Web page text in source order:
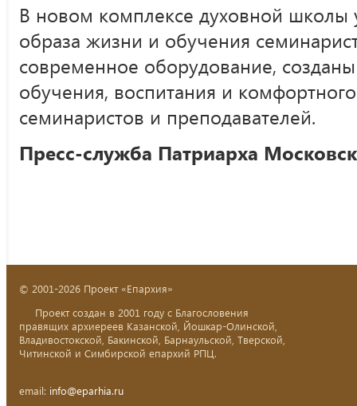
В новом комплексе духовной школы
образа жизни и обучения
современное оборудование,
обучения, воспитания и
семинаристов и преподавателей.
Пресс-служба Патриарха
© 2001-2026 Проект «Епархия»
Проект создан в 2001 году с Благословения
правящих архиереев Казанской, Йошкар-Олинской,
Владивостокской, Бакинской, Барнаульской, Тверской,
Читинской и Симбирской епархий РПЦ.
email: info@eparhia.ru